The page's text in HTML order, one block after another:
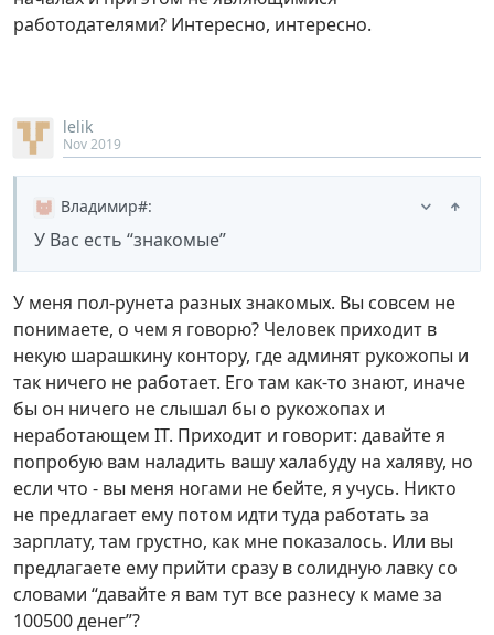
работодателями? Интересно, интересно.
lelik
Nov 2019
Владимир#:
У Вас есть “знакомые”
У меня пол-рунета разных знакомых. Вы совсем не
понимаете, о чем я говорю? Человек приходит в
некую шарашкину контору, где админят рукожопы и
так ничего не работает. Его там как-то знают, иначе
бы он ничего не слышал бы о рукожопах и
неработающем IT. Приходит и говорит: давайте я
попробую вам наладить вашу халабуду на халяву, но
если что - вы меня ногами не бейте, я учусь. Никто
не предлагает ему потом идти туда работать за
зарплату, там грустно, как мне показалось. Или вы
предлагаете ему прийти сразу в солидную лавку со
словами “давайте я вам тут все разнесу к маме за
100500 денег”?